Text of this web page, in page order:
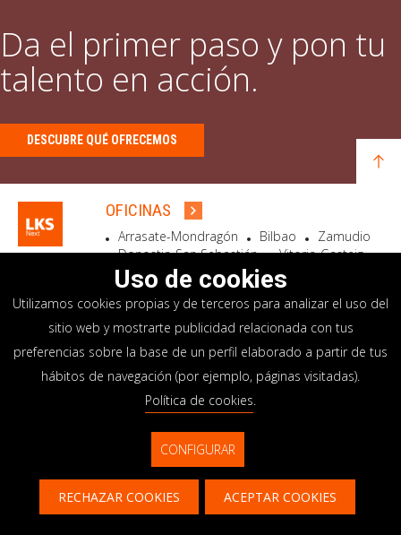
Da el primer paso y pon tu
talento en acción.
DESCUBRE QUÉ OFRECEMOS
OFICINAS
Arrasate-Mondragón Bilbao
Zamudio
Donostia-San Sebastián
Vitoria-Gasteiz
Madrid
El Astillero Bidart
SEDE SOCIAL
Goiru, 7 Arrasate-Mondragón
CP 20500 GIPUZKOA – SPAIN
+34 900 84 14 14
info@lksnext.com
Aviso legal
Portal de privacidad
Política de cookies
Sistema interno información
Uso de cookies
Utilizamos cookies propias y de terceros para analizar el uso del
sitio web y mostrarte publicidad relacionada con tus
preferencias sobre la base de un perfil elaborado a partir de tus
hábitos de navegación (por ejemplo, páginas visitadas).
Política de cookies.
CONFIGURAR
RECHAZAR COOKIES ACEPTAR COOKIES